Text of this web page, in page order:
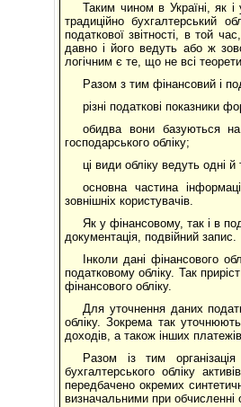
Таким чином в Україні, як і
традиційно бухгалтерський
податкової звітності, в той
давно і його ведуть або ж
логічним є те, що не всі
Разом з тим фінансовий і
різні податкові показники
обидва вони базуються
господарського обліку;
ці види обліку ведуть одні й
основна частина
зовнішніх користувачів.
Як у фінансовому, так і в
документація, подвійний запис.
Інколи дані фінансового
податковому обліку. Так
фінансового обліку.
Для уточнення даних
обліку. Зокрема так
доходів, а також інших
Разом із тим
бухгалтерського обліку
передбачено окремих
визначальними при обчисленні